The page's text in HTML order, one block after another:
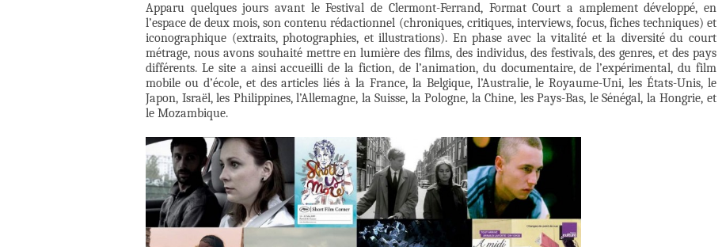
Apparu quelques jours avant le Festival de Clermont-Ferrand, Format Court a amplement développé, en
l’espace de deux mois, son contenu rédactionnel (chroniques, critiques, interviews, focus, fiches techniques) et
iconographique (extraits, photographies, et illustrations). En phase avec la vitalité et la diversité du court
métrage, nous avons souhaité mettre en lumière des films, des individus, des festivals, des genres, et des pays
différents. Le site a ainsi accueilli de la fiction, de l’animation, du documentaire, de l’expérimental, du film
mobile ou d’école, et des articles liés à la France, la Belgique, l’Australie, le Royaume-Uni, les États-Unis, le
Japon, Israël, les Philippines, l’Allemagne, la Suisse, la Pologne, la Chine, les Pays-Bas, le Sénégal, la Hongrie, et
le Mozambique.